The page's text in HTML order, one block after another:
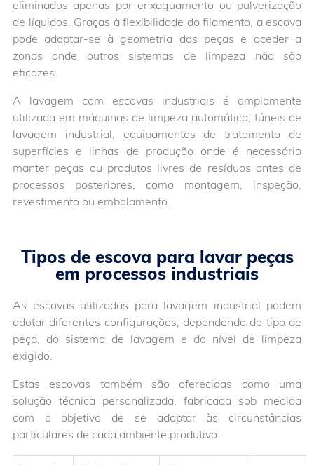
eliminados apenas por enxaguamento ou pulverização
de líquidos. Graças à flexibilidade do filamento, a escova
pode adaptar-se à geometria das peças e aceder a
zonas onde outros sistemas de limpeza não são
eficazes.
A lavagem com escovas industriais é amplamente
utilizada em máquinas de limpeza automática, túneis de
lavagem industrial, equipamentos de tratamento de
superfícies e linhas de produção onde é necessário
manter peças ou produtos livres de resíduos antes de
processos posteriores, como montagem, inspeção,
revestimento ou embalamento.
Tipos de escova para lavar peças
em processos industriais
As escovas utilizadas para lavagem industrial podem
adotar diferentes configurações, dependendo do tipo de
peça, do sistema de lavagem e do nível de limpeza
exigido.
Estas escovas também são oferecidas como uma
solução técnica personalizada, fabricada sob medida
com o objetivo de se adaptar às circunstâncias
particulares de cada ambiente produtivo.